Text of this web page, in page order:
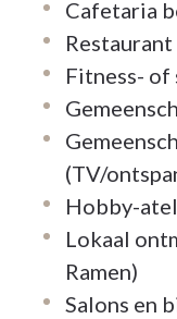
Cafetaria
Fitness-
(TV/
Hobby-
Lokaal
Ramen)
Salons en